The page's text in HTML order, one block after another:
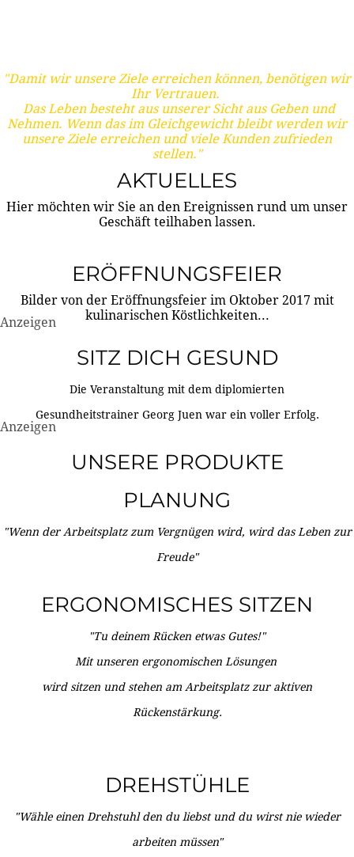
"Damit wir unsere Ziele erreichen können, benötigen wir
Ihr Vertrauen.
Das Leben besteht aus unserer Sicht aus Geben und
Nehmen. Wenn das im Gleichgewicht bleibt werden wir
unsere Ziele erreichen und viele Kunden zufrieden
stellen."
AKTUELLES
Hier möchten wir Sie an den Ereignissen rund um unser
Geschäft teilhaben lassen.
ERÖFFNUNGSFEIER
Bilder von der Eröffnungsfeier im Oktober 2017 mit
kulinarischen Köstlichkeiten...
Anzeigen
SITZ DICH GESUND
Die Veranstaltung mit dem diplomierten
Gesundheitstrainer Georg Juen war ein voller Erfolg.
Anzeigen
UNSERE PRODUKTE
PLANUNG
"Wenn der Arbeitsplatz zum Vergnügen wird, wird das Leben zur
Freude"
ERGONOMISCHES SITZEN
"Tu deinem Rücken etwas Gutes!"
Mit unseren ergonomischen Lösungen
wird sitzen und stehen am Arbeitsplatz zur aktiven
Rückenstärkung.
DREHSTÜHLE
"Wähle einen Drehstuhl den du liebst und du wirst nie wieder
arbeiten müssen"